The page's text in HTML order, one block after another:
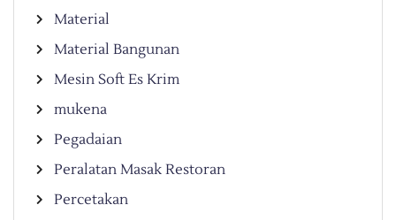
Material
Material Bangunan
Mesin Soft Es Krim
mukena
Pegadaian
Peralatan Masak Restoran
Percetakan